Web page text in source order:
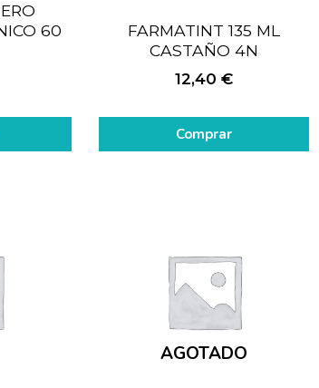
60
FARMATINT 135 ML
CASTAÑO 4N
12,40 €
Comprar
AGOTADO